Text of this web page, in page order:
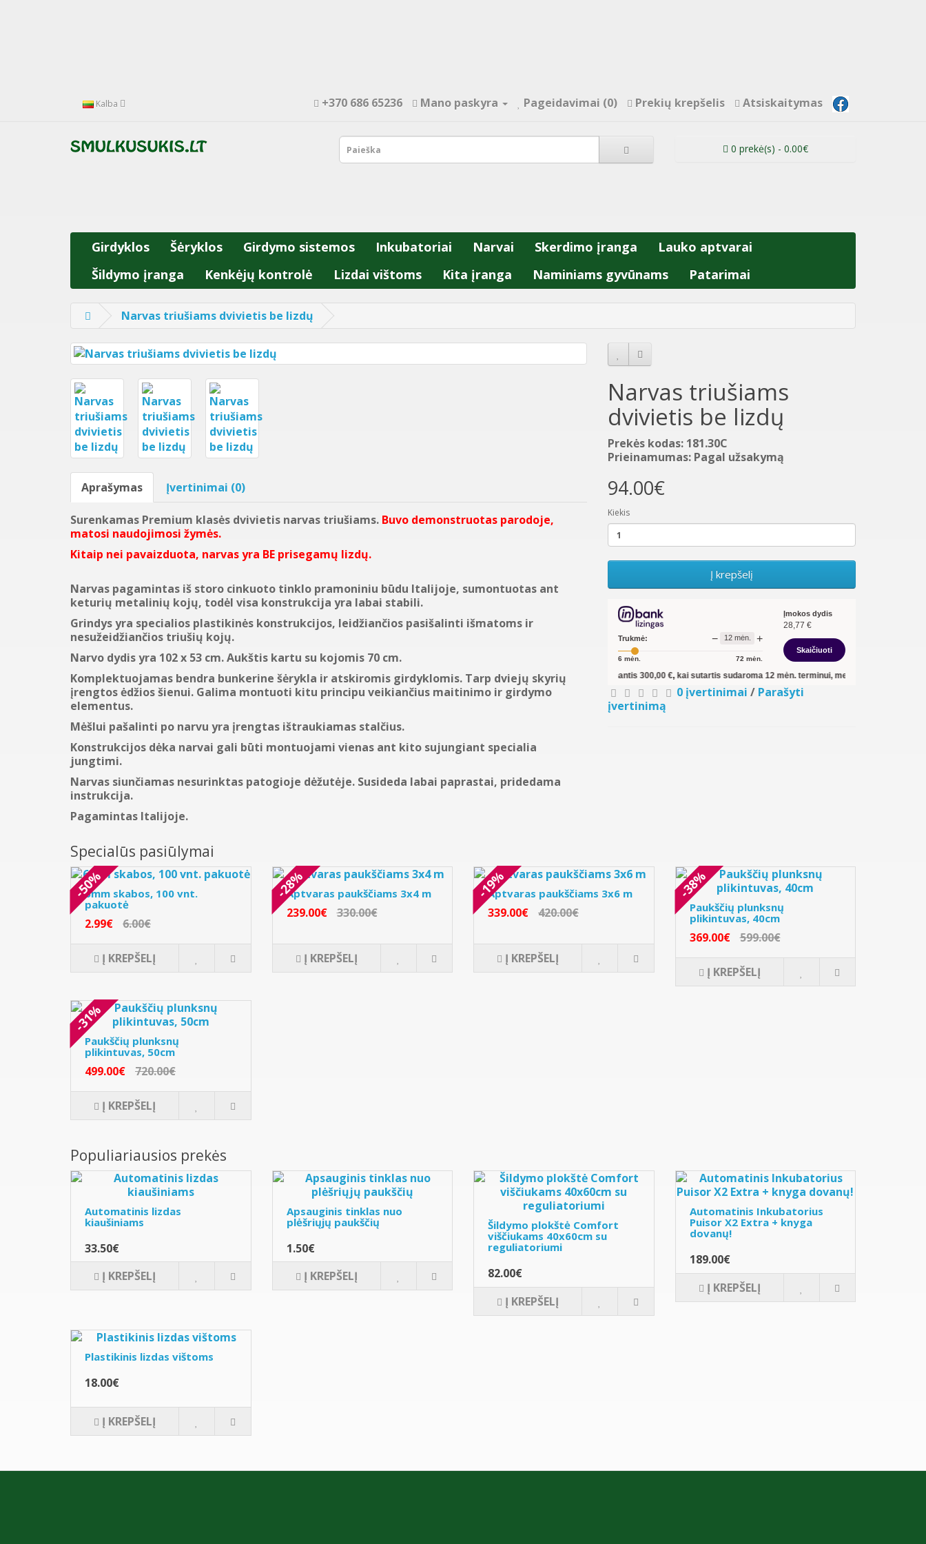
Kalba +370 686 65236 Mano paskyra Pageidavimai (0) Prekių krepšelis Atsiskaitymas
0 prekė(s) - 0.00€
Girdyklos Šėryklos Girdymo sistemos Inkubatoriai Narvai Skerdimo įranga
Lauko aptvarai
Šildymo įranga
Kenkėjų kontrolė Lizdai vištoms Kita įranga Naminiams gyvūnams Patarimai
Narvas triušiams dvivietis be lizdų
Aprašymas Įvertinimai (0)
Surenkamas Premium klasės dvivietis narvas triušiams. Buvo demonstruotas parodoje,
matosi naudojimosi žymės.
Kitaip nei pavaizduota, narvas yra BE prisegamų lizdų.
Narvas pagamintas iš storo cinkuoto tinklo pramoniniu būdu Italijoje, sumontuotas ant
keturių metalinių kojų, todėl visa konstrukcija yra labai stabili.
Grindys yra specialios plastikinės konstrukcijos, leidžiančios pasišalinti išmatoms ir
nesužeidžiančios triušių kojų.
Narvo dydis yra 102 x 53 cm. Aukštis kartu su kojomis 70 cm.
Komplektuojamas bendra bunkerine šėrykla ir atskiromis girdyklomis. Tarp dviejų skyrių
įrengtos ėdžios šienui. Galima montuoti kitu principu veikiančius maitinimo ir girdymo
elementus.
Mėšlui pašalinti po narvu yra įrengtas ištraukiamas stalčius.
Konstrukcijos dėka narvai gali būti montuojami vienas ant kito sujungiant specialia
jungtimi.
Narvas siunčiamas nesurinktas patogioje dėžutėje. Susideda labai paprastai, pridedama
instrukcija.
Pagamintas Italijoje.
Narvas triušiams
dvivietis be lizdų
Prekės kodas: 181.30C
Prieinamumas: Pagal užsakymą
94.00€
Kiekis
Į krepšelį
Trukmė: − 12mėn. +
6 mėn. 72 mėn.
Įmokos dydis
28,77 €
Skaičiuoti
Pavyzdžiui, skolinantis 300,00€, kai sutartis sudaroma12mėn. terminui, metinė palūkanų norma –
0 įvertinimai / Parašyti
įvertinimą
Specialūs pasiūlymai
-50%
6mm skabos, 100 vnt.
pakuotė
2.99€ 6.00€
Į KREPŠELĮ
-28%
Aptvaras paukščiams 3x4 m
239.00€ 330.00€
Į KREPŠELĮ
-19%
Aptvaras paukščiams 3x6 m
339.00€ 420.00€
Į KREPŠELĮ
-38%
Paukščių plunksnų
plikintuvas, 40cm
369.00€ 599.00€
Į KREPŠELĮ
-31%
Paukščių plunksnų
plikintuvas, 50cm
499.00€ 720.00€
Į KREPŠELĮ
Populiariausios prekės
Automatinis lizdas
kiaušiniams
33.50€
Į KREPŠELĮ
Apsauginis tinklas nuo
plėšriųjų paukščių
1.50€
Į KREPŠELĮ
Šildymo plokštė Comfort
viščiukams 40x60cm su
reguliatoriumi
82.00€
Į KREPŠELĮ
Automatinis Inkubatorius
Puisor X2 Extra + knyga
dovanų!
189.00€
Į KREPŠELĮ
Plastikinis lizdas vištoms
18.00€
Į KREPŠELĮ